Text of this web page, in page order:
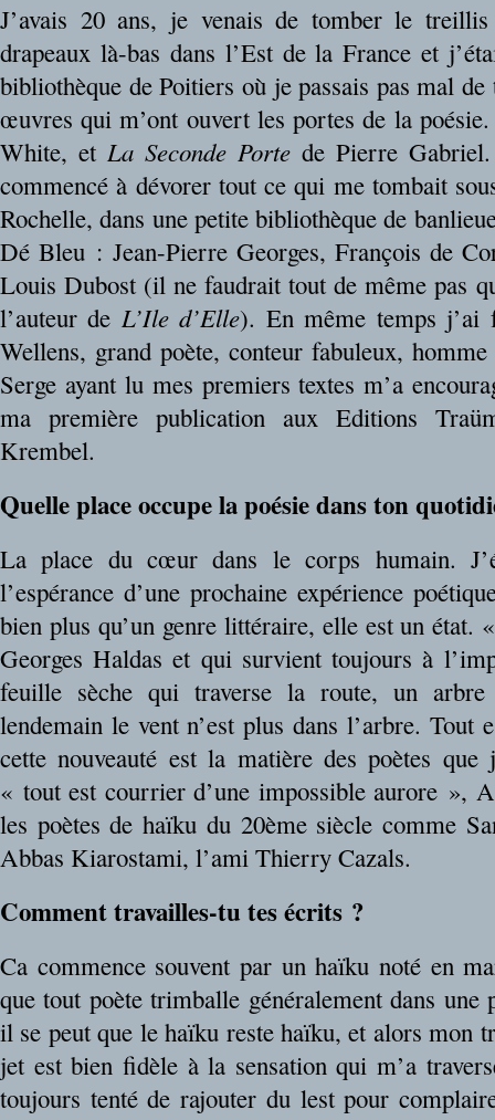
J’avais 20 ans, je venais de tomber le
drapeaux là-bas dans l’Est de la France et
bibliothèque de Poitiers où je passais pas mal
œuvres qui m’ont ouvert les portes de la
White, et La Seconde Porte de Pierre
commencé à dévorer tout ce qui me tombait
Rochelle, dans une petite bibliothèque de
Dé Bleu : Jean-Pierre Georges, François de
Louis Dubost (il ne faudrait tout de même pas
l’auteur de L’Ile d’Elle). En même temps j’ai
Wellens, grand poète, conteur fabuleux,
Serge ayant lu mes premiers textes m’a
ma première publication aux Editions
Krembel.
Quelle place occupe la poésie dans ton
La place du cœur dans le corps humain.
l’espérance d’une prochaine expérience
bien plus qu’un genre littéraire, elle est un état.
Georges Haldas et qui survient toujours à
feuille sèche qui traverse la route, un
lendemain le vent n’est plus dans l’arbre. Tout
cette nouveauté est la matière des poètes
« tout est courrier d’une impossible aurore »,
les poètes de haïku du 20ème siècle comme
Abbas Kiarostami, l’ami Thierry Cazals.
Comment travailles-tu tes écrits ?
Ca commence souvent par un haïku noté en
que tout poète trimballe généralement dans une
il se peut que le haïku reste haïku, et alors mon
jet est bien fidèle à la sensation qui m’a
toujours tenté de rajouter du lest pour